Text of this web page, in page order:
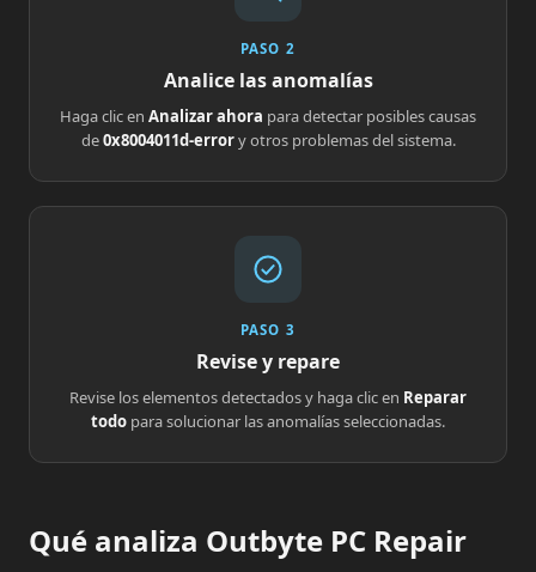
PASO 2
Analice las anomalías
Haga clic en Analizar ahora para detectar posibles causas
de0x8004011d-errory otros problemas del sistema.
PASO 3
Revise y repare
Revise los elementos detectados y haga clic en Reparar
todo para solucionar las anomalías seleccionadas.
Qué analiza Outbyte PC Repair